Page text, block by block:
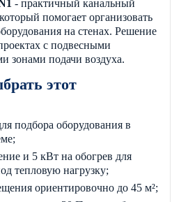
- практичный канальный
помогает организовать
на стенах. Решение
с подвесными
зонами подачи воздуха.
этот
подбора оборудования в
и 5 кВт на обогрев для
тепловую нагрузку;
ориентировочно до 45 м²;